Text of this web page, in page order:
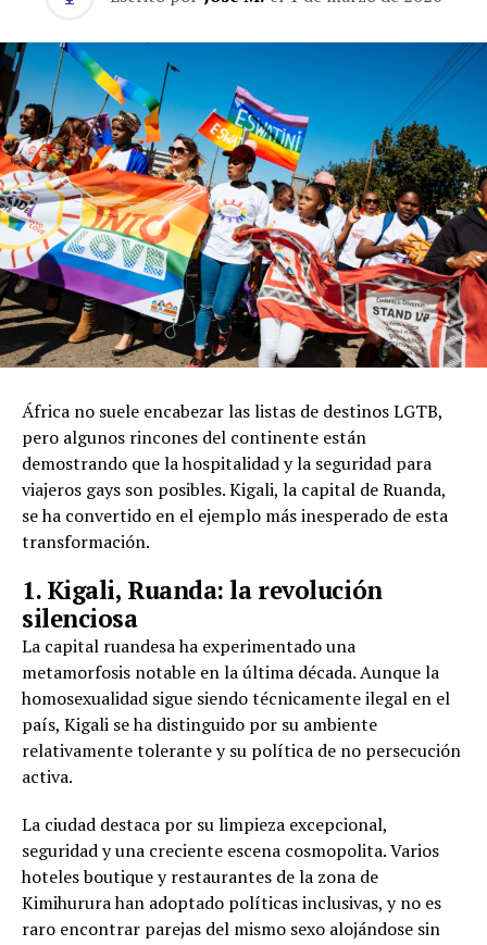
África no suele encabezar las listas de destinos LGTB,
pero algunos rincones del continente están
demostrando que la hospitalidad y la seguridad para
viajeros gays son posibles. Kigali, la capital de Ruanda,
se ha convertido en el ejemplo más inesperado de esta
transformación.
1. Kigali, Ruanda: la revolución
silenciosa
La capital ruandesa ha experimentado una
metamorfosis notable en la última década. Aunque la
homosexualidad sigue siendo técnicamente ilegal en el
país, Kigali se ha distinguido por su ambiente
relativamente tolerante y su política de no persecución
activa.
La ciudad destaca por su limpieza excepcional,
seguridad y una creciente escena cosmopolita. Varios
hoteles boutique y restaurantes de la zona de
Kimihurura han adoptado políticas inclusivas, y no es
raro encontrar parejas del mismo sexo alojándose sin